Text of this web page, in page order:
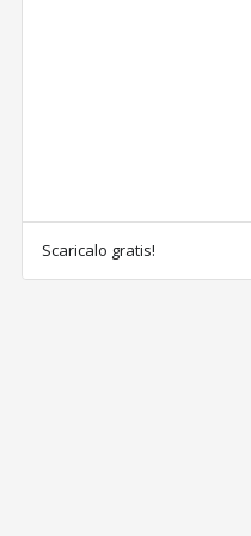
Scaricalo gratis!